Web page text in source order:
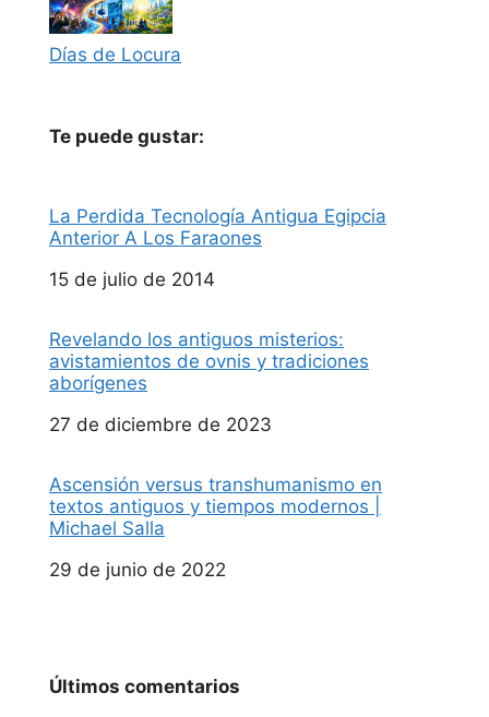
Días de Locura
Te puede gustar:
La Perdida Tecnología Antigua Egipcia
Anterior A Los Faraones
Fecha
15 de julio de 2014
Revelando los antiguos misterios:
avistamientos de ovnis y tradiciones
aborígenes
Fecha
27 de diciembre de 2023
Ascensión versus transhumanismo en
textos antiguos y tiempos modernos |
Michael Salla
Fecha
29 de junio de 2022
Últimos comentarios